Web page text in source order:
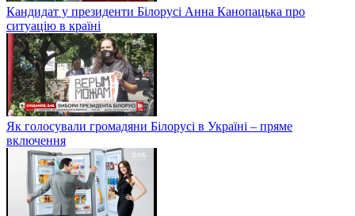
Кандидат у президенти Білорусі Анна Канопацька про
ситуацію в країні
Як голосували громадяни Білорусі в Україні – пряме
включення